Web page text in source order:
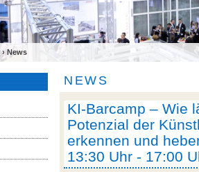
› News
NEWS
KI-Barcamp – Wie
Potenzial der
erkennen und
13:30 Uhr - 17:00